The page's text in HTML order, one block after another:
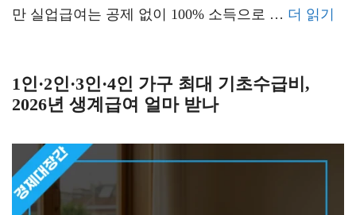
만 실업급여는 공제 없이 100% 소득으로 … 더 읽기
1인·2인·3인·4인 가구 최대 기초수급비,
2026년 생계급여 얼마 받나